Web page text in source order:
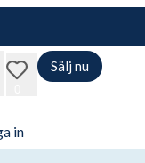
in
Sälj nu